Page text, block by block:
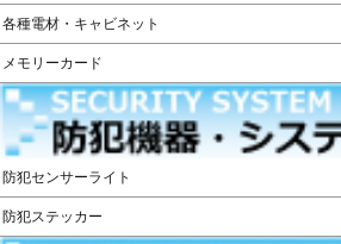
各種電材・キャビネット
メモリーカード
防犯センサーライト
防犯ステッカー